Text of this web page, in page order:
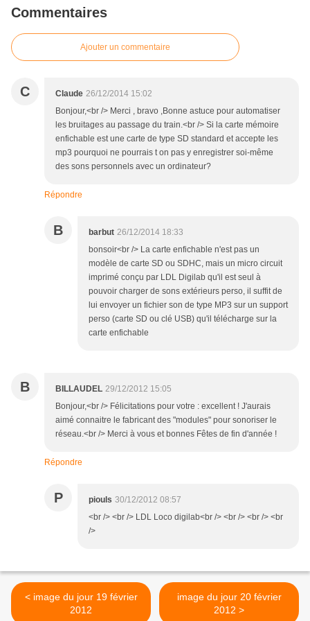
Commentaires
Ajouter un commentaire
C Claude 26/12/2014 15:02
Bonjour,<br /> Merci , bravo ,Bonne astuce pour automatiser
les bruitages au passage du train.<br /> Si la carte mémoire
enfichable est une carte de type SD standard et accepte les
mp3 pourquoi ne pourrais t on pas y enregistrer soi-même
des sons personnels avec un ordinateur?
Répondre
B barbut 26/12/2014 18:33
bonsoir<br /> La carte enfichable n'est pas un
modèle de carte SD ou SDHC, mais un micro circuit
imprimé conçu par LDL Digilab qu'il est seul à
pouvoir charger de sons extérieurs perso, il suffit de
lui envoyer un fichier son de type MP3 sur un support
perso (carte SD ou clé USB) qu'il télécharge sur la
carte enfichable
B BILLAUDEL 29/12/2012 15:05
Bonjour,<br /> Félicitations pour votre : excellent ! J'aurais
aimé connaitre le fabricant des "modules" pour sonoriser le
réseau.<br /> Merci à vous et bonnes Fêtes de fin d'année !
Répondre
P piouls 30/12/2012 08:57
<br /> <br /> LDL Loco digilab<br /> <br /> <br /> <br
/>
< image du jour 19 février
2012
image du jour 20 février
2012 >